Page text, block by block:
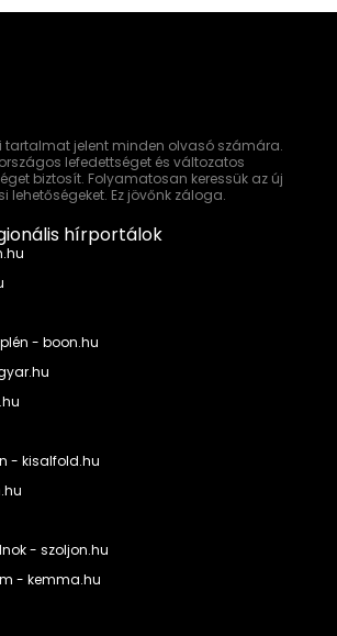
tartalmat jelent minden olvasó számára.
lefedettséget és változatos
biztosít. Folyamatosan keressük az új
lehetőségeket. Ez jövőnk záloga.
hírportálok
- boon.hu
- kisalfold.hu
- szoljon.hu
- kemma.hu